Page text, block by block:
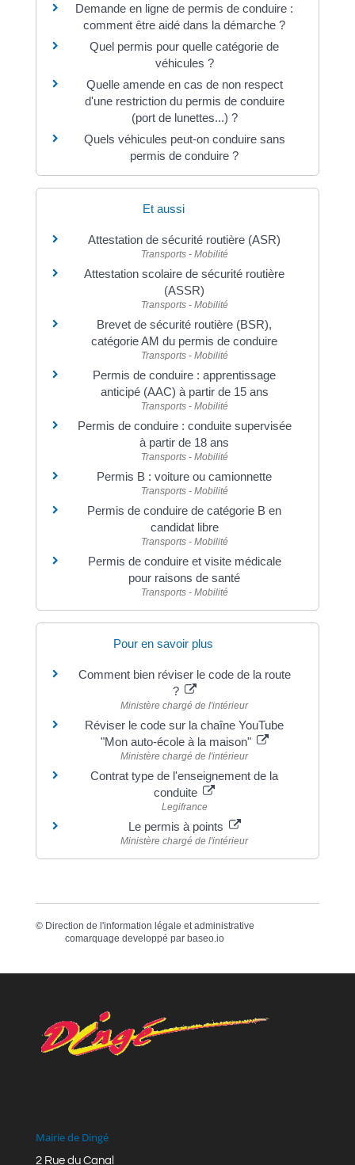
Demande en ligne de permis de conduire :
comment être aidé dans la démarche ?
Quel permis pour quelle catégorie de
véhicules ?
Quelle amende en cas de non respect
d'une restriction du permis de conduire
(port de lunettes...) ?
Quels véhicules peut-on conduire sans
permis de conduire ?
Et aussi
Attestation de sécurité routière (ASR)
Transports - Mobilité
Attestation scolaire de sécurité routière
(ASSR)
Transports - Mobilité
Brevet de sécurité routière (BSR),
catégorie AM du permis de conduire
Transports - Mobilité
Permis de conduire : apprentissage
anticipé (AAC) à partir de 15 ans
Transports - Mobilité
Permis de conduire : conduite supervisée
à partir de 18 ans
Transports - Mobilité
Permis B : voiture ou camionnette
Transports - Mobilité
Permis de conduire de catégorie B en
candidat libre
Transports - Mobilité
Permis de conduire et visite médicale
pour raisons de santé
Transports - Mobilité
Pour en savoir plus
Comment bien réviser le code de la route
?
Ministère chargé de l'intérieur
Réviser le code sur la chaîne YouTube
"Mon auto-école à la maison"
Ministère chargé de l'intérieur
Contrat type de l'enseignement de la
conduite
Legifrance
Le permis à points
Ministère chargé de l'intérieur
© Direction de l'information légale et administrative
comarquage developpé par baseo.io
Mairie de Dingé
2 Rue du Canal